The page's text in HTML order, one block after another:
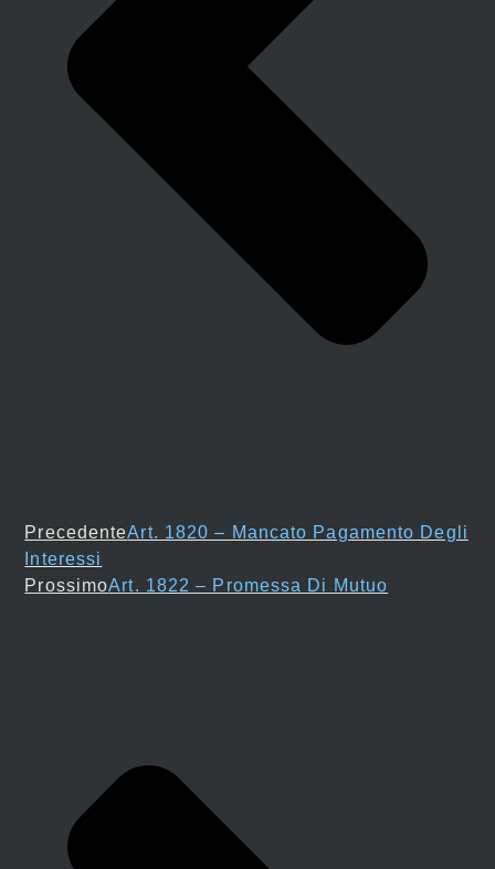
PrecedenteArt. 1820 – Mancato Pagamento Degli
Interessi
ProssimoArt. 1822 – Promessa Di Mutuo